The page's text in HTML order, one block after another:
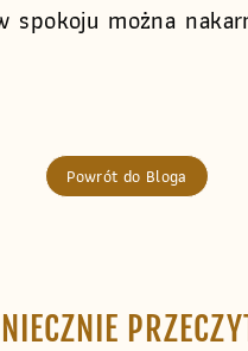
spokoju można
Powrót do Bloga